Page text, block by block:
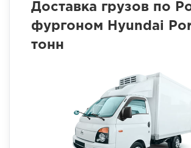
Доставка грузов по
фургоном Hyundai
тонн